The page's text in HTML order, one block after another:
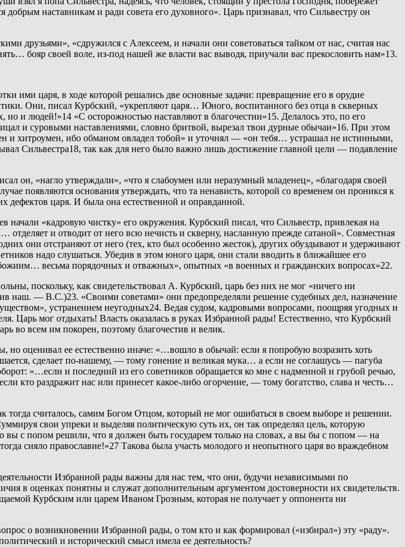
наставникам и ради совета его духовного». Царь признавал, что Сильвестру он
друзьями», «сдружился с Алексеем, и начали они советоваться тайком от нас, считая нас
бояр своей воле, из-под нашей же власти вас выводя, приучали вас прекословить нам»13.
ими царя, в ходе которой решались две основные задачи: превращение его в орудие
Они, писал Курбский, «укрепляют царя… Юного, воспитанного без отца в скверных
и людей!»14 «С осторожностью наставляют в благочестии»15. Делалось это, по его
и суровыми наставлениями, словно бритвой, вырезал твои дурные обычаи»16. При этом
и хитроумен, ибо обманом овладел тобой» и уточнял — «он тебя… устрашал не истинными,
Сильвестра18, так как для него было важно лишь достижение главной цели — подавление
он, «нагло утверждали», «что я слабоумен или неразумный младенец», «благодаря своей
появляются основания утверждать, что та ненависть, которой со временем он проникся к
дефектов царя. И была она естественной и оправданной.
«кадровую чистку» его окружения. Курбский писал, что Сильвестр, привлекая на
и отводит от него всю нечисть и скверну, насланную прежде сатаной». Совместная
они отстраняют от него (тех, кто был особенно жесток), других обуздывают и удерживают
надо слушаться. Убедив в этом юного царя, они стали вводить в ближайшее его
весьма порядочных и отважных», опытных «в военных и гражданских вопросах»22.
поскольку, как свидетельствовал А. Курбский, царь без них не мог «ничего ни
наш. — В.С.)23. «Своими советами» они предопределяли решение судебных дел, назначение
устранением неугодных24. Ведая судом, кадровыми вопросами, поощряя угодных и
Царь мог отдыхать! Власть оказалась в руках Избранной рады! Естественно, что Курбский
во всем им покорен, поэтому благочестив и велик.
оценивал ее естественно иначе: «…вошло в обычай: если я попробую возразить хоть
сделает по-нашему, — тому гонение и великая мука… а если не соглашусь — пагуба
«…если и последний из его советников обращается ко мне с надменной и грубой речью,
кто раздражит нас или принесет какое-либо огорчение, — тому богатство, слава и честь…
считалось, самим Богом Отцом, который не мог ошибаться в своем выборе и решении.
свои упреки и выделяя политическую суть их, он так определял цель, которую
вы с попом решили, что я должен быть государем только на словах, а вы бы с попом — на
сияло православие!»27 Такова была участь молодого и неопытного царя во враждебном
Избранной рады важны для нас тем, что они, будучи независимыми по
в оценках понятны и служат дополнительным аргументом достоверности их свидетельств.
Курбским или царем Иваном Грозным, которая не получает у оппонента ни
о возникновении Избранной рады, о том кто и как формировал («избирал») эту «раду».
и исторический смысл имела ее деятельность?